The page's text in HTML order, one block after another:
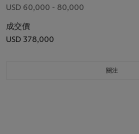
USD 60,000 - 80,000
成交價
USD 378,000
關注